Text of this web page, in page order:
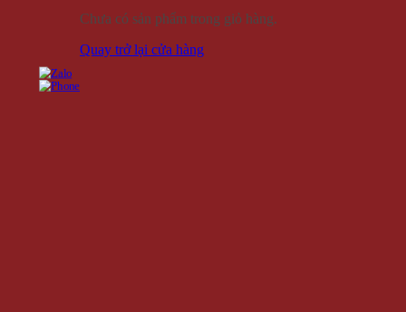
Chưa có sản phẩm trong giỏ hàng.
Quay trở lại cửa hàng